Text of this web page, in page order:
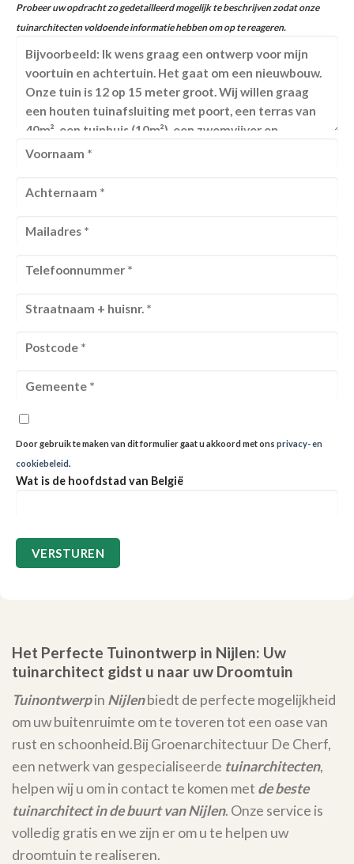
Probeer uw opdracht zo gedetailleerd mogelijk te beschrijven zodat onze
tuinarchitecten voldoende informatie hebben om op te reageren.
Door gebruik te maken van dit formulier gaat u akkoord met ons privacy- en
cookiebeleid.
Wat is de hoofdstad van België
Het Perfecte Tuinontwerp in Nijlen: Uw
tuinarchitect gidst u naar uw Droomtuin
Tuinontwerpin Nijlenbiedt de perfecte mogelijkheid
om uw buitenruimte om te toveren tot een oase van
rust en schoonheid.Bij Groenarchitectuur De Cherf,
een netwerk van gespecialiseerde tuinarchitecten,
helpen wij u om in contact te komen met de beste
tuinarchitect in de buurt van Nijlen. Onze service is
volledig gratis en we zijn er om u te helpen uw
droomtuin te realiseren.